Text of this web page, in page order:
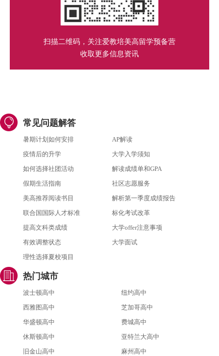
扫描二维码，关注爱教培美高留学预备营
收取更多信息资讯
常见问题解答
暑期计划如何安排
AP解读
疫情后的升学
大学入学须知
如何选择社团活动
解读成绩单和GPA
假期生活指南
社区志愿服务
美高推荐阅读书目
解析第一季度成绩报告
联合国国际人才标准
标化考试改革
提高文科类成绩
大学offer注意事项
有效调整状态
大学面试
理性选择夏校项目
热门城市
波士顿高中
纽约高中
西雅图高中
芝加哥高中
华盛顿高中
费城高中
休斯顿高中
亚特兰大高中
旧金山高中
麻州高中